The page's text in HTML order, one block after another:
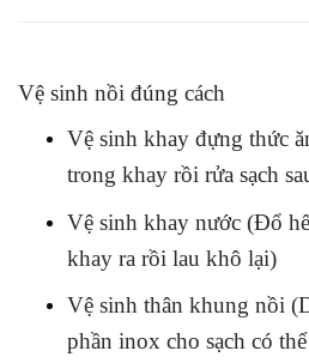
Vệ sinh nồi đúng cách
Vệ sinh khay đựng thức
trong khay rồi rửa sạch
Vệ sinh khay nước (Đổ
khay ra rồi lau khô lại)
Vệ sinh thân khung nồi
phần inox cho sạch có